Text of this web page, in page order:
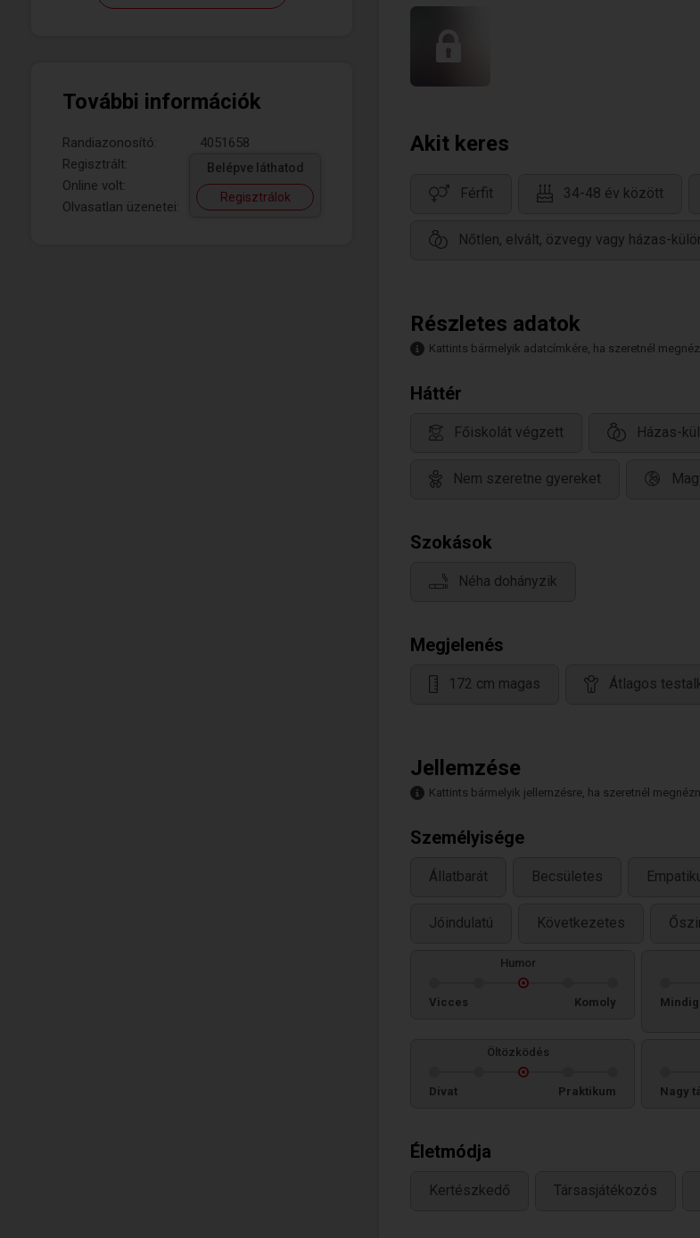
További információk
Randiazonosító:
4051658
Regisztrált:
Online volt:
Olvasatlan üzenetei:
Belépve láthatod
Regisztrálok
Akit keres
Férfit 34-48 év között
Nőtlen, elvált, özvegy vagy házas-
Részletes adatok
Kattints bármelyik adatcímkére, ha szeretnél
Háttér
Főiskolát végzett Házas-
Nem szeretne gyereket
Szokások
Néha dohányzik
Megjelenés
172 cm magas Átlagos
Jellemzése
Kattints bármelyik jellemzésre, ha szeretnél
Személyisége
Állatbarát Becsületes
Jóindulatú Következetes
Humor
Vicces Komoly
Öltözködés
Divat Praktikum Nagy
Életmódja
Kertészkedő Társasjátékozós